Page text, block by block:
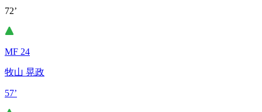
72’
MF 24
牧山 晃政
57’